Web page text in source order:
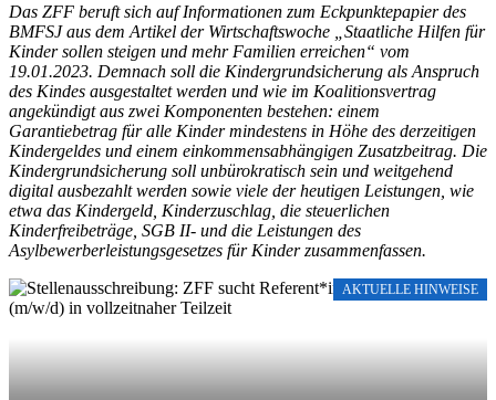
Das ZFF beruft sich auf Informationen zum Eckpunktepapier des
BMFSJ aus dem Artikel der Wirtschaftswoche „Staatliche Hilfen für
Kinder sollen steigen und mehr Familien erreichen“ vom
19.01.2023. Demnach soll die Kindergrundsicherung als Anspruch
des Kindes ausgestaltet werden und wie im Koalitionsvertrag
angekündigt aus zwei Komponenten bestehen: einem
Garantiebetrag für alle Kinder mindestens in Höhe des derzeitigen
Kindergeldes und einem einkommensabhängigen Zusatzbeitrag. Die
Kindergrundsicherung soll unbürokratisch sein und weitgehend
digital ausbezahlt werden sowie viele der heutigen Leistungen, wie
etwa das Kindergeld, Kinderzuschlag, die steuerlichen
Kinderfreibeträge, SGB II- und die Leistungen des
Asylbewerberleistungsgesetzes für Kinder zusammenfassen.
AKTUELLE HINWEISE